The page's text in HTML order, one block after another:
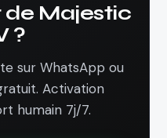
de Majestic
?
sur WhatsApp ou
Activation
humain 7j/7.